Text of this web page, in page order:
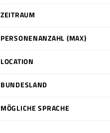
ZEITRAUM
PERSONENANZAHL (MAX)
LOCATION
BUNDESLAND
MÖGLICHE SPRACHE